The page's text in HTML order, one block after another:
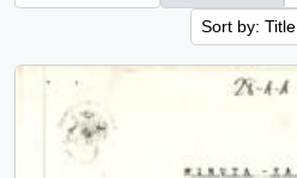
Sort by: Title